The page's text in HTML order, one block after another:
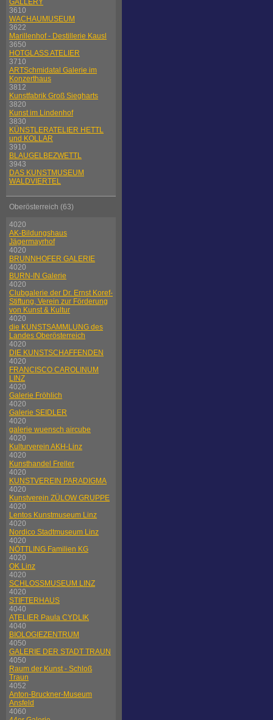
GALLERY
3610
WACHAUMUSEUM
3622
Marillenhof - Destillerie Kausl
3650
HOTGLASS ATELIER
3710
ARTSchmidatal Galerie im
Konzerthaus
3812
Kunstfabrik Groß Siegharts
3820
Kunst im Lindenhof
3830
KÜNSTLERATELIER HETTL
und KOLLAR
3910
BLAUGELBEZWETTL
3943
DAS KUNSTMUSEUM
WALDVIERTEL
Oberösterreich (63)
4020
AK-Bildungshaus
Jägermayrhof
4020
BRUNNHOFER GALERIE
4020
BURN-IN Galerie
4020
Clubgalerie der Dr. Ernst Koref-
Stiftung, Verein zur Förderung
von Kunst & Kultur
4020
die KUNSTSAMMLUNG des
Landes Oberösterreich
4020
DIE KUNSTSCHAFFENDEN
4020
FRANCISCO CAROLINUM
LINZ
4020
Galerie Fröhlich
4020
Galerie SEIDLER
4020
galerie wuensch aircube
4020
Kulturverein AKH-Linz
4020
Kunsthandel Freller
4020
KUNSTVEREIN PARADIGMA
4020
Kunstverein ZÜLOW GRUPPE
4020
Lentos Kunstmuseum Linz
4020
Nordico Stadtmuseum Linz
4020
NÖTTLING Familien KG
4020
OK Linz
4020
SCHLOSSMUSEUM LINZ
4020
STIFTERHAUS
4040
ATELIER Paula CYDLIK
4040
BIOLOGIEZENTRUM
4050
GALERIE DER STADT TRAUN
4050
Raum der Kunst - Schloß
Traun
4052
Anton-Bruckner-Museum
Ansfeld
4060